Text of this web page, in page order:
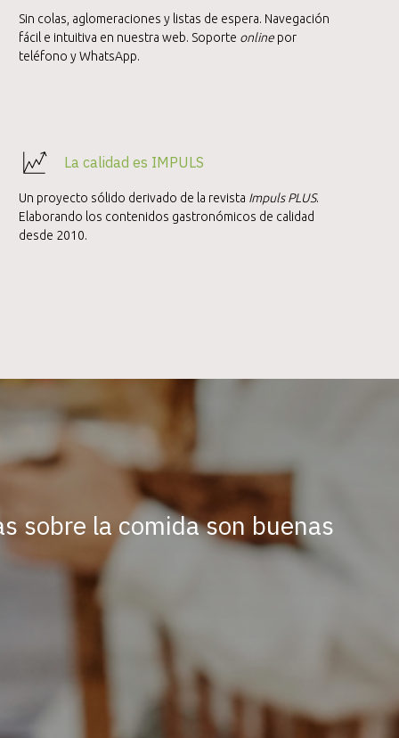
Sin colas, aglomeraciones y listas de espera. Navegación
fácil e intuitiva en nuestra web. Soporte online por
teléfono y WhatsApp.
La calidad es IMPULS
Un proyecto sólido derivado de la revista Impuls PLUS.
Elaborando los contenidos gastronómicos de calidad
desde 2010.
sobre la comida son buenas